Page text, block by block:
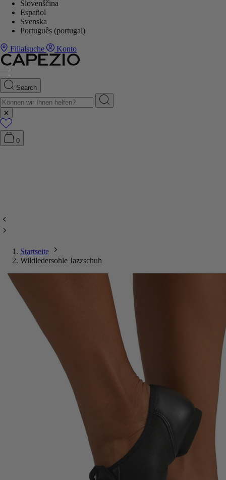
Slovenščina
Español
Svenska
Português (portugal)
Filialsuche Konto
Search
0
Startseite
Wildledersohle Jazzschuh